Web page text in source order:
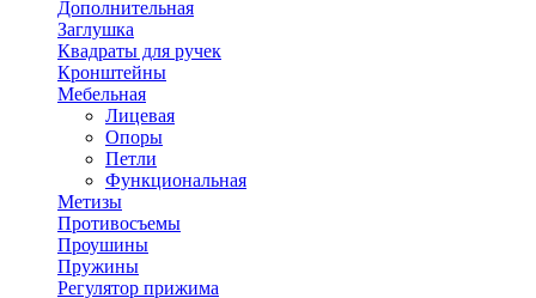
Дополнительная
Заглушка
Квадраты для ручек
Кронштейны
Мебельная
Лицевая
Опоры
Петли
Функциональная
Метизы
Противосъемы
Проушины
Пружины
Регулятор прижима